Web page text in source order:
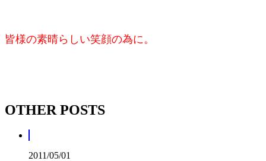
皆様の素晴らしい笑顔の為に。
OTHER POSTS
2011/05/01